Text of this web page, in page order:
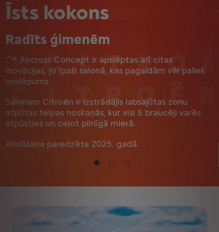
Iepriekšējais
Īsts kokons
Radīts ģimenēm
C5 Aircross Concept ir apslēptas arī citas
inovācijas, jo īpaši salonā, kas pagaidām vēl paliek
noslēpums.
Salonam Citroën ir izstrādājis labsajūtas zonu
atpūtas telpas noskaņās, kur visi 5 braucēji varēs
atpūsties un ceļot pilnīgā mierā.
Atklāšana paredzēta 2025. gadā.